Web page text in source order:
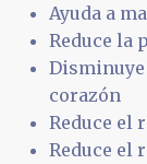
Ayuda a
Reduce la
Disminuye
corazón
Reduce el
Reduce el